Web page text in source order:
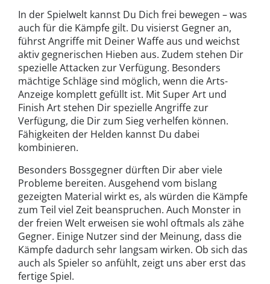
In der Spielwelt kannst Du Dich frei bewegen – was
auch für die Kämpfe gilt. Du visierst Gegner an,
führst Angriffe mit Deiner Waffe aus und weichst
aktiv gegnerischen Hieben aus. Zudem stehen Dir
spezielle Attacken zur Verfügung. Besonders
mächtige Schläge sind möglich, wenn die Arts-
Anzeige komplett gefüllt ist. Mit Super Art und
Finish Art stehen Dir spezielle Angriffe zur
Verfügung, die Dir zum Sieg verhelfen können.
Fähigkeiten der Helden kannst Du dabei
kombinieren.
Besonders Bossgegner dürften Dir aber viele
Probleme bereiten. Ausgehend vom bislang
gezeigten Material wirkt es, als würden die Kämpfe
zum Teil viel Zeit beanspruchen. Auch Monster in
der freien Welt erweisen sie wohl oftmals als zähe
Gegner. Einige Nutzer sind der Meinung, dass die
Kämpfe dadurch sehr langsam wirken. Ob sich das
auch als Spieler so anfühlt, zeigt uns aber erst das
fertige Spiel.